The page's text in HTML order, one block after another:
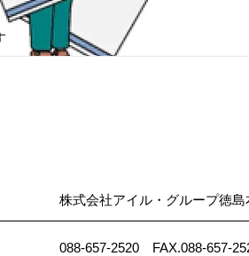
株式会社アイル・グループ徳島
088-657-2520 FAX.088-657-